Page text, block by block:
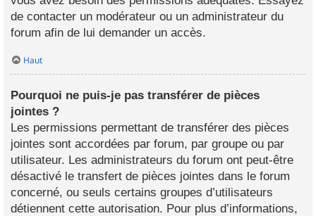
de contacter un modérateur ou un administrateur du
forum afin de lui demander un accès.
Haut
Pourquoi ne puis-je pas transférer de pièces
jointes ?
Les permissions permettant de transférer des pièces
jointes sont accordées par forum, par groupe ou par
utilisateur. Les administrateurs du forum ont peut-être
désactivé le transfert de pièces jointes dans le forum
concerné, ou seuls certains groupes d’utilisateurs
détiennent cette autorisation. Pour plus d’informations,